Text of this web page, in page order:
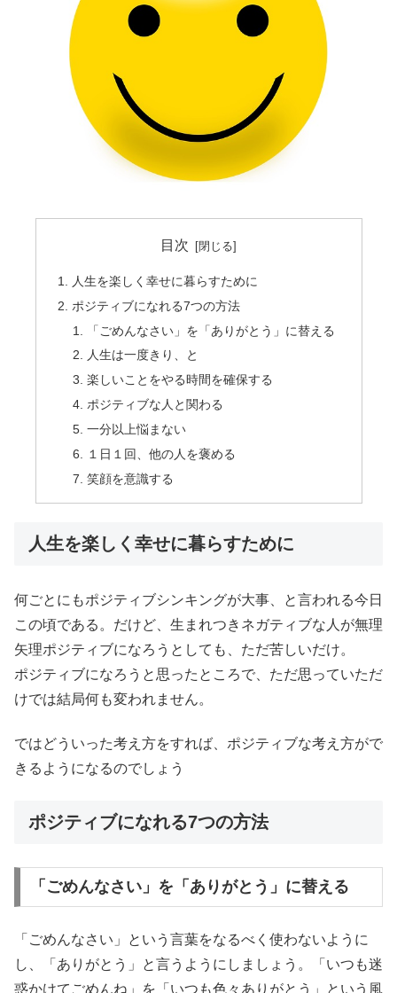
目次
人生を楽しく幸せに暮らすために
ポジティブになれる7つの方法
「ごめんなさい」を「ありがとう」に替える
人生は一度きり、と
楽しいことをやる時間を確保する
ポジティブな人と関わる
一分以上悩まない
１日１回、他の人を褒める
笑顔を意識する
人生を楽しく幸せに暮らすために
何ごとにもポジティブシンキングが大事、と言われる今日
この頃である。だけど、生まれつきネガティブな人が無理
矢理ポジティブになろうとしても、ただ苦しいだけ。
ポジティブになろうと思ったところで、ただ思っていただ
けでは結局何も変われません。
ではどういった考え方をすれば、ポジティブな考え方がで
きるようになるのでしょう
ポジティブになれる7つの方法
「ごめんなさい」を「ありがとう」に替える
「ごめんなさい」という言葉をなるべく使わないように
し、「ありがとう」と言うようにしましょう。「いつも迷
惑かけてごめんね」を「いつも色々ありがとう」という風